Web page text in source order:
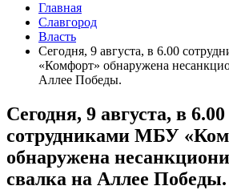
Главная
Славгород
Власть
Сегодня, 9 августа, в 6.00
«Комфорт» обнаружена
Аллее Победы.
Сегодня, 9 августа, в 6.00
сотрудниками МБУ
обнаружена
свалка на Аллее Победы.